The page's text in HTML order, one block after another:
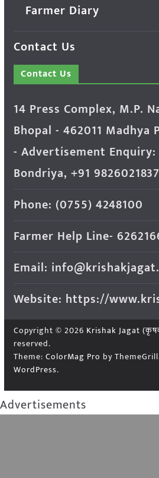
Farmer Diary
Contact Us
Contact Us
14 Press Complex, M.P.
Bhopal - 462011 Madhya
- Advertisement Enquiry:
Bondriya, +91 9826021837
Phone: (0755) 4248100
Farmer Help Line-
Email:
Website: https://
Copyright © 2026 Krishak Jagat
reserved.
Theme: ColorMag Pro by
WordPress.
Advertisements